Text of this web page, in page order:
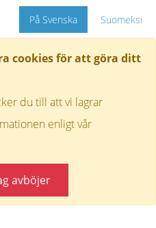
cookies för att göra ditt
du till att vi lagrar
enligt vår
avböjer
På Svenska Suomeksi